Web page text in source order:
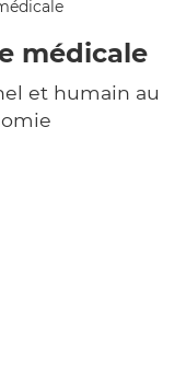
médicale
et humain au